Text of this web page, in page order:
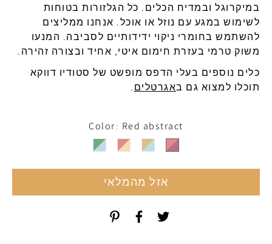
במיקרוגל ובמדיח הכלים. כל הגלזורות בטוחות
לשימוש במגע עם נוזל או אוכל. אנחנו ממליצים
להשתמש בחומרי ניקוי ידידותיים לסביבה. המנעו
משוק טרמי בעזרת חימום איטי, אחיד ובצורה זהירה.
כלים נוספים בעלי הדפס מופשט של סטודיו דווקא
תוכלו למצוא גם באגרטלים.
Color Red abstract
אזל מהמלאי